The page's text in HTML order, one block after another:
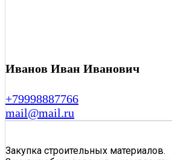
Иванов Иван Иванович
+79998887766
mail@mail.ru
Закупка строительных материалов.